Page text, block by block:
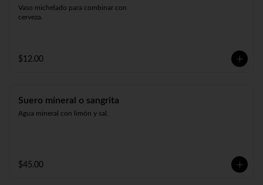
Vaso michelado para combinar con
cerveza.
$12.00
Suero mineral o sangrita
Agua mineral con limón y sal.
$45.00